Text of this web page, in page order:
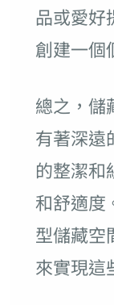
品或愛好
創建一個
總之，儲
有著深遠
的整潔和
和舒適度
型儲藏空
來實現這